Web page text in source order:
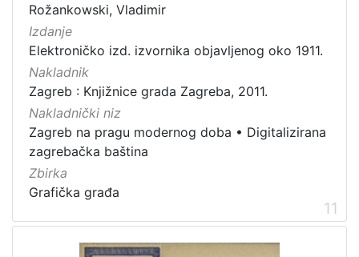
Rožankowski, Vladimir
Izdanje
Elektroničko izd. izvornika objavljenog oko 1911.
Nakladnik
Zagreb : Knjižnice grada Zagreba, 2011.
Nakladnički niz
Zagreb na pragu modernog doba • Digitalizirana
zagrebačka baština
Zbirka
Grafička građa
11